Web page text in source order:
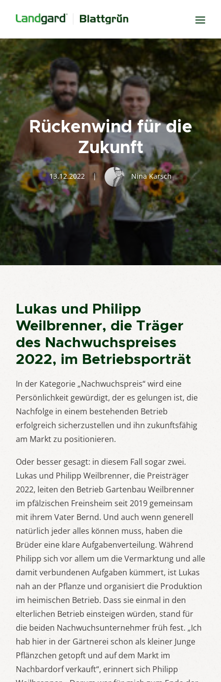
Neugier
Inspiration
Verbundenheit
Transparenz
Freude
Erfolg
Miteinander
Wissen
Suche
Rückenwind für die
Zukunft
13.12.2022 | Nina Karsch
Lukas und Philipp
Weilbrenner, die Träger
des Nachwuchspreises
2022, im Betriebsporträt
In der Kategorie „Nachwuchspreis“ wird eine
Persönlichkeit gewürdigt, der es gelungen ist, die
Nachfolge in einem bestehenden Betrieb
erfolgreich sicherzustellen und ihn zukunftsfähig
am Markt zu positionieren.
Oder besser gesagt: in diesem Fall sogar zwei.
Lukas und Philipp Weilbrenner, die Preisträger
2022, leiten den Betrieb Gartenbau Weilbrenner
im pfälzischen Freinsheim seit 2019 gemeinsam
mit ihrem Vater Bernd. Und auch wenn generell
natürlich jeder alles können muss, haben die
Brüder eine klare Aufgabenverteilung. Während
Philipp sich vor allem um die Vermarktung und alle
damit verbundenen Aufgaben kümmert, ist Lukas
nah an der Pflanze und organisiert die Produktion
im heimischen Betrieb. Dass sie einmal in den
elterlichen Betrieb einsteigen würden, stand für
die beiden Nachwuchsunternehmer früh fest. „Ich
hab hier in der Gärtnerei schon als kleiner Junge
Pflänzchen getopft und auf dem Markt im
Nachbardorf verkauft“, erinnert sich Philipp